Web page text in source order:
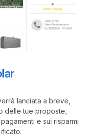
lanciata a breve,
delle tue proposte,
e sui risparmi